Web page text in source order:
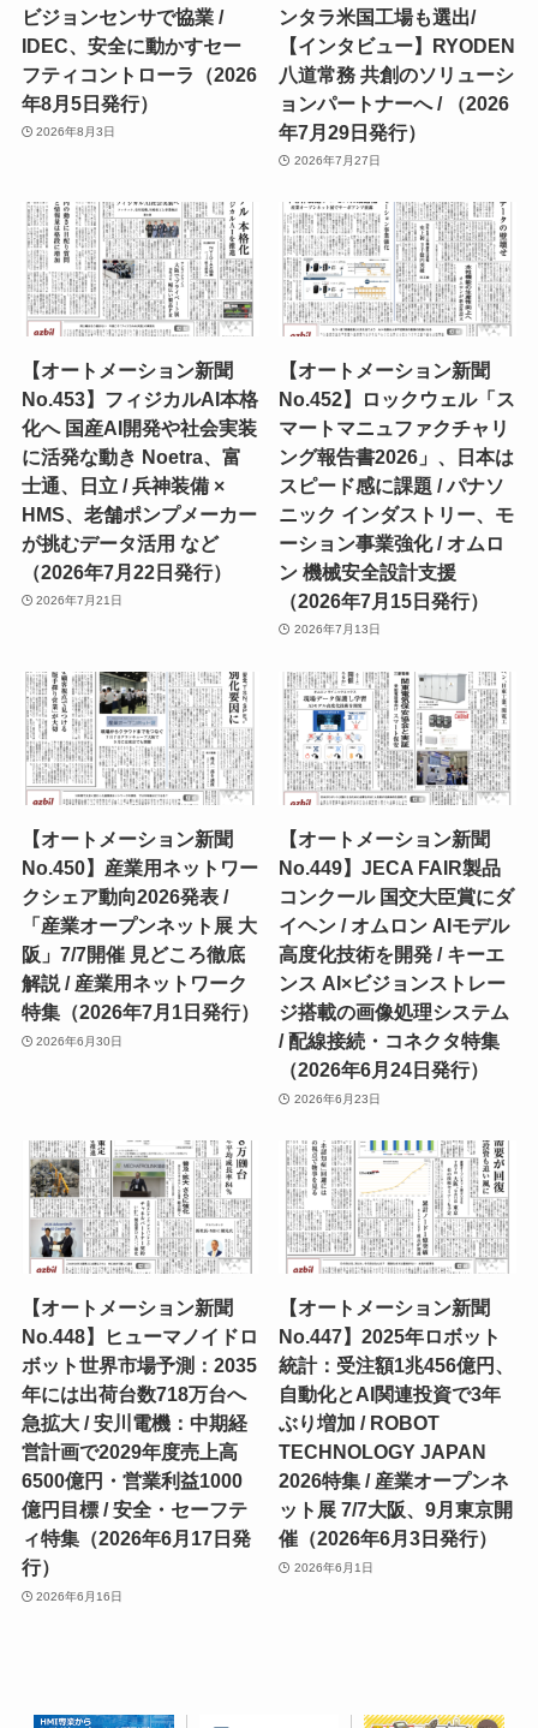
ビジョンセンサで協業 /
IDEC、安全に動かすセー
フティコントローラ（2026
年8月5日発行）
2026年8月3日
ンタラ米国工場も選出/
【インタビュー】RYODEN
八道常務 共創のソリューシ
ョンパートナーへ / （2026
年7月29日発行）
2026年7月27日
【オートメーション新聞
No.453】フィジカルAI本格
化へ 国産AI開発や社会実装
に活発な動き Noetra、富
士通、日立 / 兵神装備 ×
HMS、老舗ポンプメーカー
が挑むデータ活用 など
（2026年7月22日発行）
2026年7月21日
【オートメーション新聞
No.452】ロックウェル「ス
マートマニュファクチャリ
ング報告書2026」、日本は
スピード感に課題 / パナソ
ニック インダストリー、モ
ーション事業強化 / オムロ
ン 機械安全設計支援
（2026年7月15日発行）
2026年7月13日
【オートメーション新聞
No.450】産業用ネットワー
クシェア動向2026発表 /
「産業オープンネット展 大
阪」7/7開催 見どころ徹底
解説 / 産業用ネットワーク
特集（2026年7月1日発行）
2026年6月30日
【オートメーション新聞
No.449】JECA FAIR製品
コンクール 国交大臣賞にダ
イヘン / オムロン AIモデル
高度化技術を開発 / キーエ
ンス AI×ビジョンストレー
ジ搭載の画像処理システム
/ 配線接続・コネクタ特集
（2026年6月24日発行）
2026年6月23日
【オートメーション新聞
No.448】ヒューマノイドロ
ボット世界市場予測：2035
年には出荷台数718万台へ
急拡大 / 安川電機：中期経
営計画で2029年度売上高
6500億円・営業利益1000
億円目標 / 安全・セーフテ
ィ特集（2026年6月17日発
行）
2026年6月16日
【オートメーション新聞
No.447】2025年ロボット
統計：受注額1兆456億円、
自動化とAI関連投資で3年
ぶり増加 / ROBOT
TECHNOLOGY JAPAN
2026特集 / 産業オープンネ
ット展 7/7大阪、9月東京開
催（2026年6月3日発行）
2026年6月1日